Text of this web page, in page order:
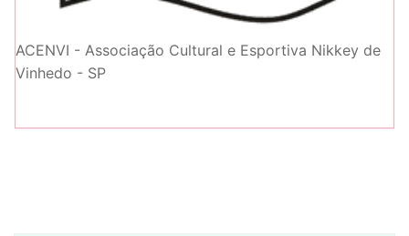
ACENVI - Associação Cultural e Esportiva Nikkey de
Vinhedo - SP